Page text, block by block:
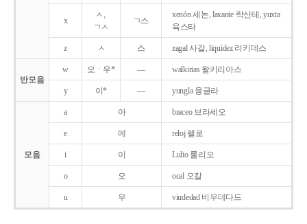
x
ㅅ,
ㄱㅅ
ㄱ스
xenón 세논, laxante 락산테, yuxta
육스타
z ㅅ 스 zagal 사갈, liquidez 리키데스
반모음
w 오ㆍ우* ― walkirias 왈키리아스
y 이* ― yungla 융글라
모음
a 아 braceo 브라세오
e 에 reloj 렐로
i 이 Lulio 룰리오
o 오 ocal 오칼
u 우 viudedad 비우데다드